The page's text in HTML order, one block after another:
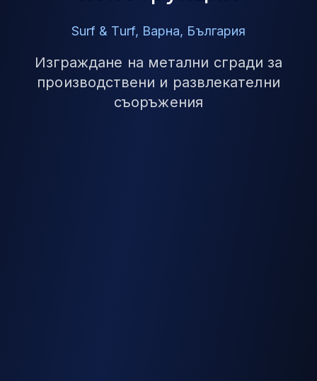
Surf & Turf, Варна, България
Изграждане на метални сгради за
производствени и развлекателни
съоръжения